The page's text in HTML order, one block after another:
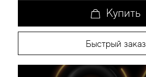
Купить
Быстрый заказ